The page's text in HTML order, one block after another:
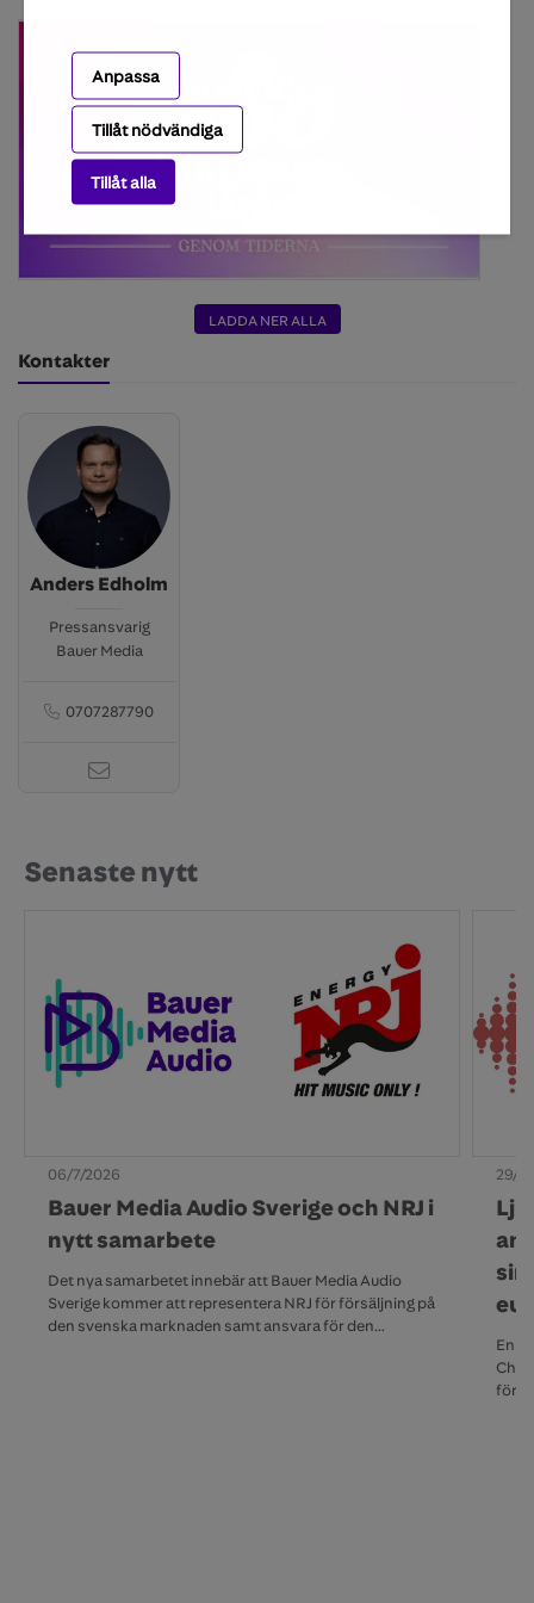
Anpassa
Tillåt nödvändiga
Tillåt alla
LADDA NER ALLA
Kontakter
Anders Edholm
Pressansvarig
Bauer Media
0707287790
Senaste nytt
06/7/2026
Bauer Media Audio Sverige och NRJ i
nytt samarbete
Det nya samarbetet innebär att Bauer Media Audio
Sverige kommer att representera NRJ för försäljning på
den svenska marknaden samt ansvara för den
29/
En